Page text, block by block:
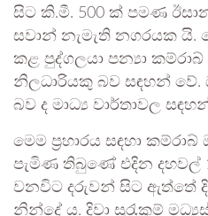
සිට කි.මී. 500 ක් පමණ
සවාන් නැමැති නගරයක යි.
කළ පුද්ගලයා පන්‍යා
නිලධාරියකු බව සඳහන් වේ.
බව ද මාධ්‍ය වාර්තාවල
මෙම ප්‍රහාරය සඳහා
පැමිණ තිබුණේ එදින දහවල්
වනවිට දරුවන් සිට ඇත්තේ
නින්දේ ය. දිවා සුරැකුම්